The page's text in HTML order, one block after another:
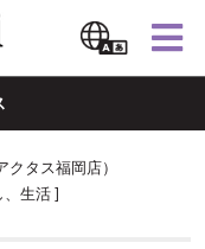
クタス福岡店）
生活 ]